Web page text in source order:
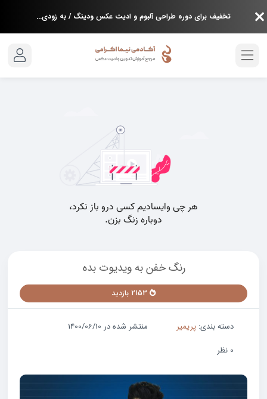
تخفیف برای دوره طراحی آلبوم و ادیت عکس ودینگ / به زودی...
رنگ خفن به ویدیوت بده
2153 بازدید
دسته بندی: پریمیر
منتشر شده در 1400/06/10
0 نظر